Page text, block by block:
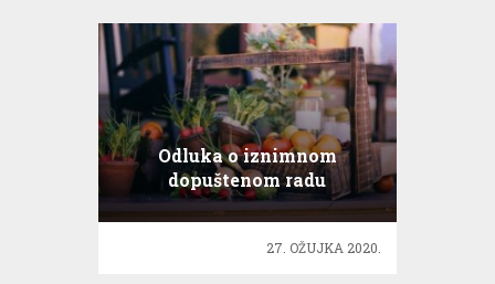
Odluka o iznimnom
dopuštenom radu
zatvorenih objekata u
sastavu tržnica
27. OŽUJKA 2020.